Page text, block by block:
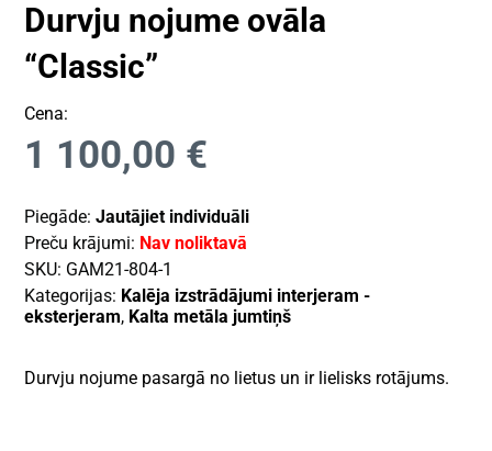
Durvju nojume ovāla
“Classic”
Cena:
1 100,00 €
Piegāde:Jautājiet individuāli
Preču krājumi: Nav noliktavā
SKU: GAM21-804-1
Kategorijas: Kalēja izstrādājumi interjeram -
eksterjeram, Kalta metāla jumtiņš
Durvju nojume pasargā no lietus un ir lielisks rotājums.